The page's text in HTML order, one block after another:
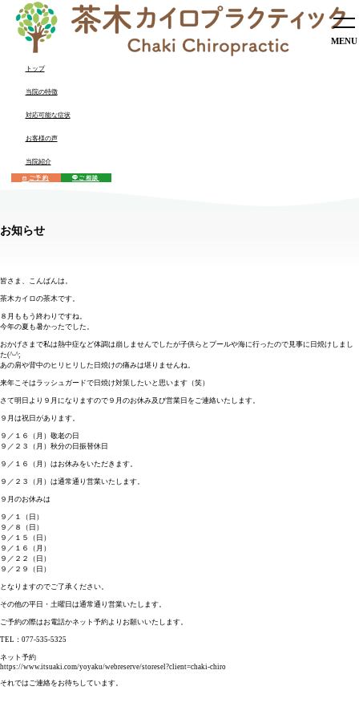
トップ
当院の特徴
対応可能な症状
お客様の声
当院紹介
ご予約 ご相談
お知らせ
皆さま、こんばんは。
茶木カイロの茶木です。
８月ももう終わりですね。
今年の夏も暑かったでした。
おかげさまで私は熱中症など体調は崩しませんでしたが子供らとプールや海に行ったので見事に日焼けしまし
た(^-^;
あの肩や背中のヒリヒリした日焼けの痛みは堪りませんね。
来年こそはラッシュガードで日焼け対策したいと思います（笑）
さて明日より９月になりますので９月のお休み及び営業日をご連絡いたします。
９月は祝日があります。
９／１６（月）敬老の日
９／２３（月）秋分の日振替休日
９／１６（月）はお休みをいただきます。
９／２３（月）は通常通り営業いたします。
９月のお休みは
９／１（日）
９／８（日）
９／１５（日）
９／１６（月）
９／２２（日）
９／２９（日）
となりますのでご了承ください。
その他の平日・土曜日は通常通り営業いたします。
ご予約の際はお電話かネット予約よりお願いいたします。
TEL：077-535-5325
ネット予約
https://www.itsuaki.com/yoyaku/webreserve/storesel?client=chaki-chiro
それではご連絡をお待ちしています。
トップ
当院の特徴